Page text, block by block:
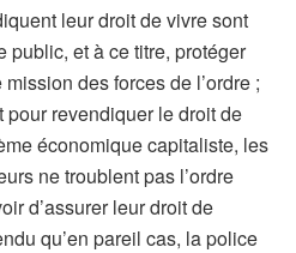
leur droit de vivre sont
public, et à ce titre, protéger
des forces de l’ordre ;
revendiquer le droit de
économique capitaliste, les
ne troublent pas l’ordre
d’assurer leur droit de
qu’en pareil cas, la police